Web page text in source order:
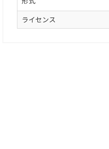
ライセンス